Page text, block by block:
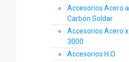
Accesorios Acero al
Carbón Soldar
Accesorios Acero x
3000
Accesorios H.O